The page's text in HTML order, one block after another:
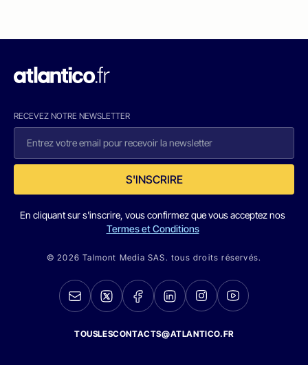
RECEVEZ NOTRE NEWSLETTER
S'INSCRIRE
En cliquant sur s'inscrire, vous confirmez que vous acceptez nos
Termes et Conditions
© 2026 Talmont Media SAS. tous droits réservés.
TOUSLESCONTACTS@ATLANTICO.FR